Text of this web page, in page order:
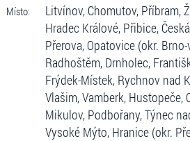
Místo:
Litvínov, Chomutov, Příbram,
Hradec Králové, Přibice,
Přerova, Opatovice (okr.
Radhoštěm, Drnholec,
Frýdek-Místek, Rychnov nad
Vlašim, Vamberk, Hustopeče,
Mikulov, Podbořany, Týnec
Vysoké Mýto, Hranice (okr.